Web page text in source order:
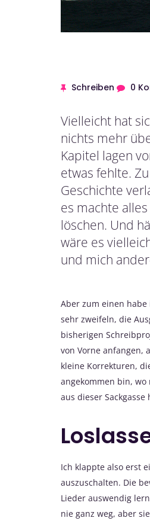
Schreiben 0
Vielleicht hat
nichts mehr
Kapitel lagen
etwas fehlte.
Geschichte
es machte
löschen. Und
wäre es
und mich
Aber zum einen
sehr zweifeln, die
bisherigen
von Vorne anfangen,
kleine Korrekturen,
angekommen bin,
aus dieser
Ich klappte also erst
auszuschalten. Die
Lieder auswendig
nie ganz weg, aber